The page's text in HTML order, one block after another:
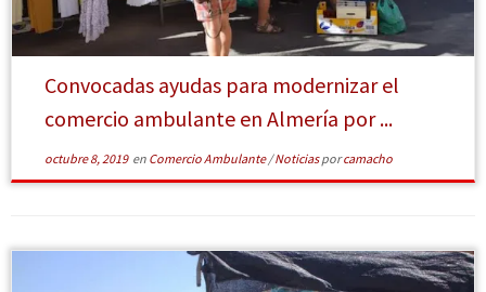
[Leer
más]
Convocadas ayudas para modernizar el
comercio ambulante en Almería por ...
octubre 8, 2019en Comercio Ambulante/Noticiasporcamacho